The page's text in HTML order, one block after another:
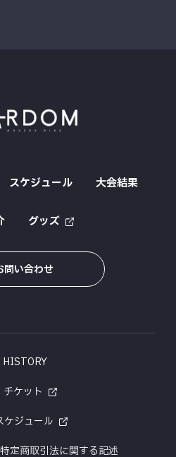
スケジュール 大会結果
グッズ
問い合わせ
チケット
ケジュール
特定商取引法に関する記述